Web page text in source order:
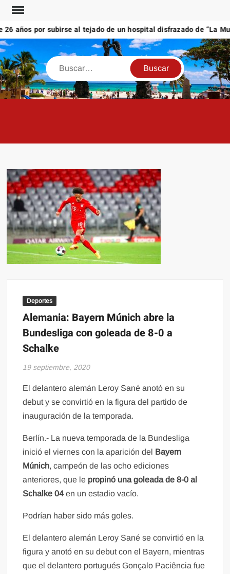
Saltar
contenidopor subirse al tejado de un hospital disfrazado de “La
Buscar
Deportes
Alemania: Bayern Múnich abre la
Bundesliga con goleada de 8-0 a
Schalke
19 septiembre, 2020
El delantero alemán Leroy Sané anotó en su
debut y se convirtió en la figura del partido de
inauguración de la temporada.
Berlín.- La nueva temporada de la Bundesliga
inició el viernes con la aparición del Bayern
Múnich, campeón de las ocho ediciones
anteriores, que le propinó una goleada de 8-0 al
Schalke 04 en un estadio vacío.
Podrían haber sido más goles.
El delantero alemán Leroy Sané se convirtió en la
figura y anotó en su debut con el Bayern, mientras
que el delantero portugués Gonçalo Paciência fue